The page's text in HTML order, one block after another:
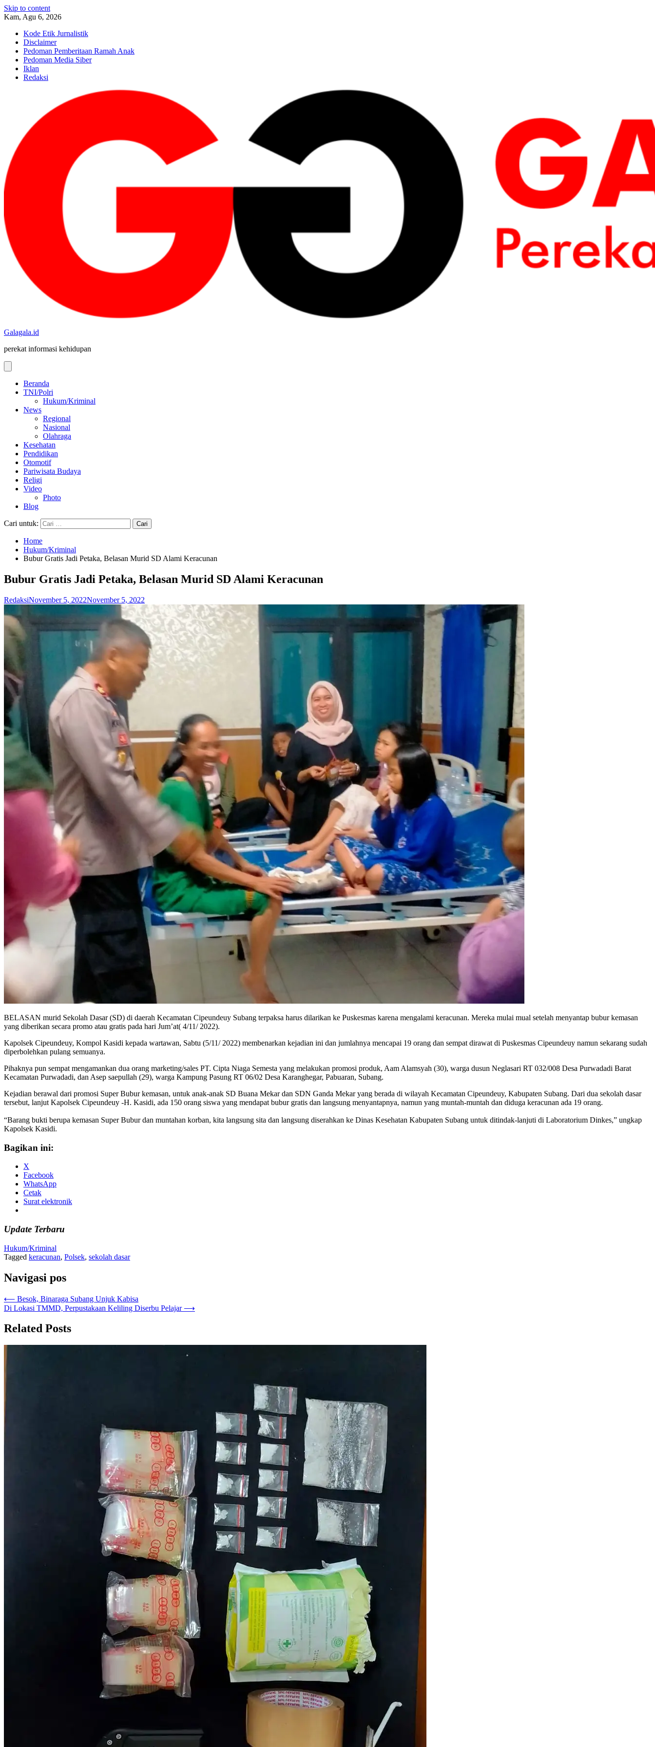
Skip to content
Kam, Agu 6, 2026
Kode Etik Jurnalistik
Disclaimer
Pedoman Pemberitaan Ramah Anak
Pedoman Media Siber
Iklan
Redaksi
Galagala.id
perekat informasi kehidupan
Beranda
TNI/Polri
Hukum/Kriminal
News
Regional
Nasional
Olahraga
Kesehatan
Pendidikan
Otomotif
Pariwisata Budaya
Religi
Video
Photo
Blog
Cari untuk:
Home
Hukum/Kriminal
Bubur Gratis Jadi Petaka, Belasan Murid SD Alami Keracunan
Bubur Gratis Jadi Petaka, Belasan Murid SD Alami Keracunan
RedaksiNovember 5, 2022November 5, 2022
BELASAN murid Sekolah Dasar (SD) di daerah Kecamatan Cipeundeuy Subang terpaksa harus dilarikan ke Puskesmas karena mengalami keracunan. Mereka mulai mual setelah menyantap bubur kemasan
yang diberikan secara promo atau gratis pada hari Jum’at( 4/11/ 2022).
Kapolsek Cipeundeuy, Kompol Kasidi kepada wartawan, Sabtu (5/11/ 2022) membenarkan kejadian ini dan jumlahnya mencapai 19 orang dan sempat dirawat di Puskesmas Cipeundeuy namun sekarang sudah
diperbolehkan pulang semuanya.
Pihaknya pun sempat mengamankan dua orang marketing/sales PT. Cipta Niaga Semesta yang melakukan promosi produk, Aam Alamsyah (30), warga dusun Neglasari RT 032/008 Desa Purwadadi Barat
Kecamatan Purwadadi, dan Asep saepullah (29), warga Kampung Pasung RT 06/02 Desa Karanghegar, Pabuaran, Subang.
Kejadian berawal dari promosi Super Bubur kemasan, untuk anak-anak SD Buana Mekar dan SDN Ganda Mekar yang berada di wilayah Kecamatan Cipeundeuy, Kabupaten Subang. Dari dua sekolah dasar
tersebut, lanjut Kapolsek Cipeundeuy -H. Kasidi, ada 150 orang siswa yang mendapat bubur gratis dan langsung menyantapnya, namun yang muntah-muntah dan diduga keracunan ada 19 orang.
“Barang bukti berupa kemasan Super Bubur dan muntahan korban, kita langsung sita dan langsung diserahkan ke Dinas Kesehatan Kabupaten Subang untuk ditindak-lanjuti di Laboratorium Dinkes,” ungkap
Kapolsek Kasidi.
Bagikan ini:
X
Facebook
WhatsApp
Cetak
Surat elektronik
Update Terbaru
Hukum/Kriminal
Tagged keracunan, Polsek, sekolah dasar
Navigasi pos
⟵ Besok, Binaraga Subang Unjuk Kabisa
Di Lokasi TMMD, Perpustakaan Keliling Diserbu Pelajar ⟶
Related Posts